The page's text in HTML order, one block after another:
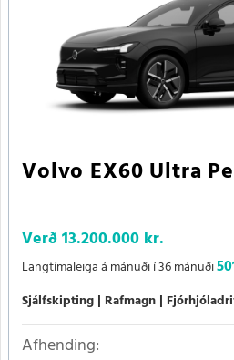
Volvo EX60 Ultra
Verð13.200.000 kr.
Langtímaleiga á mánuði í 36 mánuði
Sjálfskipting Rafmagn
Afhending: